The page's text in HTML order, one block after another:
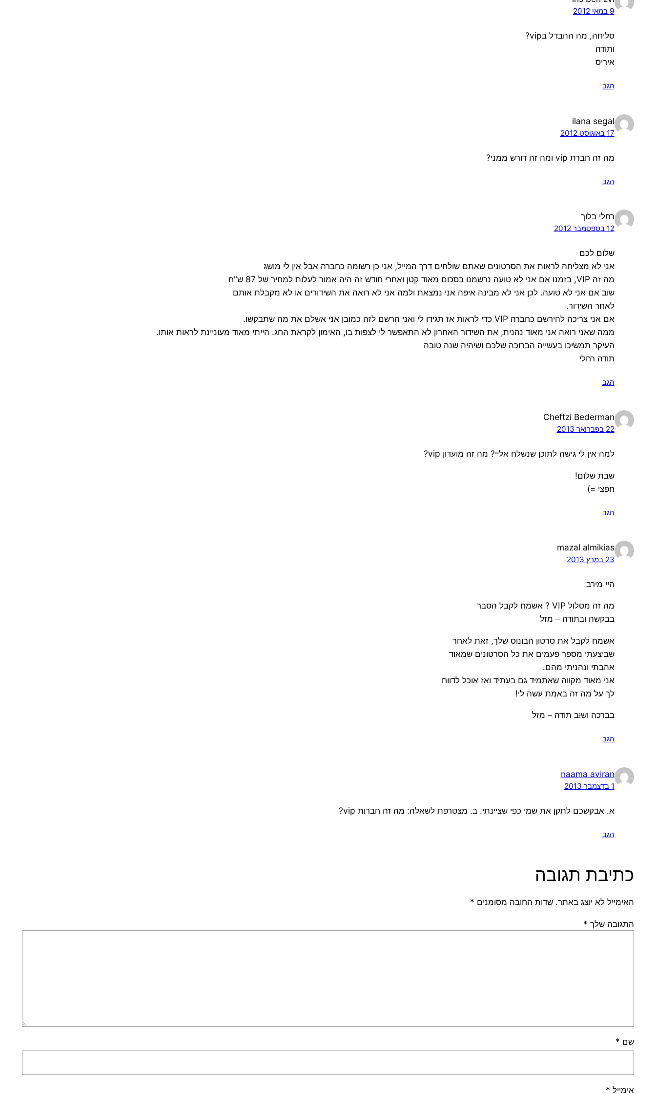
9 במאי 2012
סליחה, מה ההבדל בvip?
ותודה
איריס
הגב
ilana segal
17 באוגוסט 2012
מה זה חברת vip ומה זה דורש ממני?
הגב
רחלי בלוך
12 בספטמבר 2012
שלום לכם
אני לא מצליחה לראות את הסרטונים שאתם שולחים דרך המייל, אני כן רשומה כחברה אבל אין לי מושג
מה זה VIP, בזמנו אם אני לא טועה נרשמנו בסכום מאוד קטן ואחרי חודש זה היה אמור לעלות למחיר של 87 ש"ח
שוב אם אני לא טועה. לכן אני לא מבינה איפה אני נמצאת ולמה אני לא רואה את השידורים או לא מקבלת אותם
לאחר השידור.
אם אני צריכה להירשם כחברה VIP כדי לראות אז תגידו לי ואני הרשם לזה כמובן אני אשלם את מה שתבקשו.
ממה שאני רואה אני מאוד נהנית, את השידור האחרון לא התאפשר לי לצפות בו, האימון לקראת החג. הייתי מאוד מעוניינת לראות אותו.
העיקר תמשיכו בעשייה הברוכה שלכם ושיהיה שנה טובה
תודה רחלי
הגב
Cheftzi Bederman
22 בפברואר 2013
למה אין לי גישה לתוכן שנשלח אליי? מה זה מועדון vip?
שבת שלום!
חפצי =)
הגב
mazal almikias
23 במרץ 2013
היי מירב
מה זה מסלול VIP ? אשמח לקבל הסבר
בבקשה ובתודה – מזל
אשמח לקבל את סרטון הבונוס שלך, זאת לאחר
שביצעתי מספר פעמים את כל הסרטונים שמאוד
אהבתי ונהניתי מהם.
אני מאוד מקווה שאתמיד גם בעתיד ואז אוכל לדווח
לך על מה זה באמת עשה לי!
בברכה ושוב תודה – מזל
הגב
naama aviran
1 בדצמבר 2013
א. אבקשכם לתקן את שמי כפי שציינתי. ב. מצטרפת לשאלה: מה זה חברות vip?
הגב
כתיבת תגובה
האימייל לא יוצג באתר. שדות החובה מסומנים *
התגובה שלך *
שם *
אימייל *